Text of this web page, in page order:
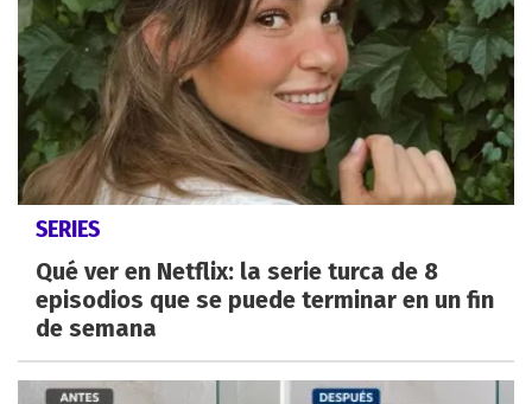
SERIES
Qué ver en Netflix: la serie turca de 8
episodios que se puede terminar en un fin
de semana